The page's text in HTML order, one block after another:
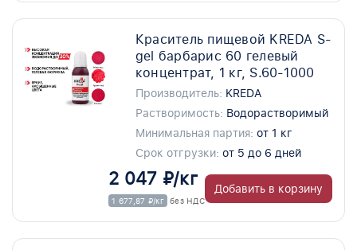
Краситель пищевой KREDA S-
gel барбарис 60 гелевый
концентрат, 1 кг, S.60-1000
Производитель: KREDA
Растворимость: Водорастворимый
Минимальная партия: от 1 кг
Срок отгрузки: от 5 до 6 дней
2 047 ₽/кг
1 677,87 ₽/кг без НДС
Добавить в корзину